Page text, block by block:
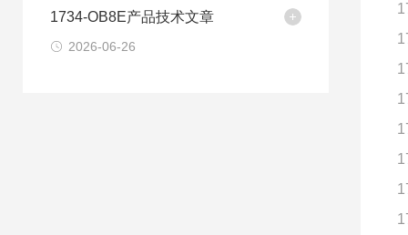
1734-OB8E产品技术文章
2026-06-26